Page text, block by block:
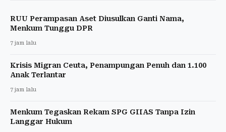
RUU Perampasan Aset Diusulkan Ganti Nama,
Menkum Tunggu DPR
7 jam lalu
Krisis Migran Ceuta, Penampungan Penuh dan 1.100
Anak Terlantar
7 jam lalu
Menkum Tegaskan Rekam SPG GIIAS Tanpa Izin
Langgar Hukum